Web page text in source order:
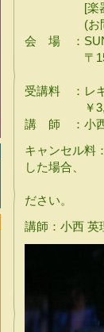
[楽器レン
(お問い
会 場 ：
〒150-
受講料 ：レ
￥3,000[w/
講 師 ：小西
キャンセル料
した場合、
ださい。
講師：小西 英